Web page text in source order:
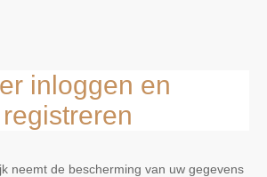
inloggen en
registreren
neemt de bescherming van uw gegevens